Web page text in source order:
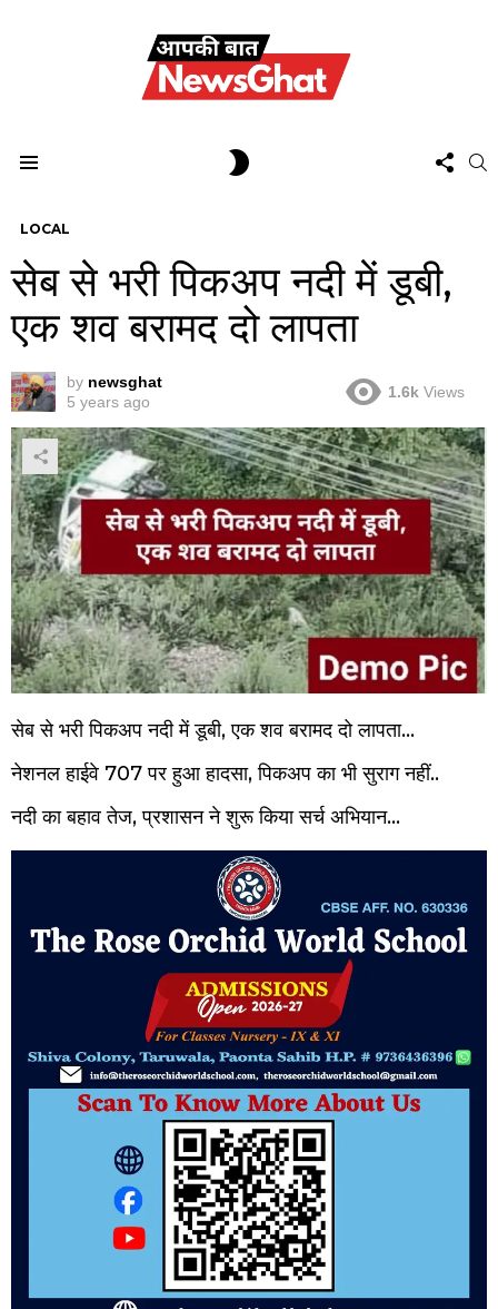
US
LOCAL
सेब से भरी पिकअप नदी में डूबी,
एक शव बरामद दो लापता
by newsghat
5 years ago
1.6k Views
सेब से भरी पिकअप नदी में डूबी, एक शव बरामद दो लापता…
नेशनल हाईवे 707 पर हुआ हादसा, पिकअप का भी सुराग नहीं..
नदी का बहाव तेज, प्रशासन ने शुरू किया सर्च अभियान…